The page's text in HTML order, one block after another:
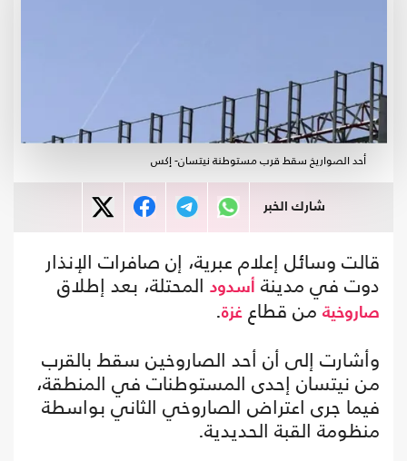
أحد الصواريخ سقط قرب مستوطنة نيتسان- إكس
شارك الخبر
قالت وسائل إعلام عبرية، إن صافرات الإنذار
دوت في مدينة أسدود المحتلة، بعد إطلاق
صاروخية من قطاع غزة.
وأشارت إلى أن أحد الصاروخين سقط بالقرب
من نيتسان إحدى المستوطنات في المنطقة،
فيما جرى اعتراض الصاروخي الثاني بواسطة
منظومة القبة الحديدية.